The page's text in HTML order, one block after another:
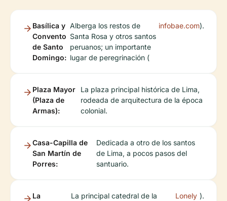
Basílica y
Convento
de Santo
Domingo:
Alberga los restos de
Santa Rosa y otros santos
peruanos; un importante
lugar de peregrinación (
infobae.com).
Plaza Mayor
(Plaza de
Armas):
La plaza principal histórica de Lima,
rodeada de arquitectura de la época
colonial.
Casa-Capilla de
San Martín de
Porres:
Dedicada a otro de los santos
de Lima, a pocos pasos del
santuario.
La
La principal catedral de la
Lonely ).